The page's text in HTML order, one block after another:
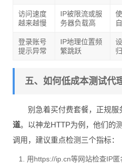
访问速度
越来越慢
IP被限流或服
务器负载高
登录账号
提示异常
IP地理位置频
繁跳跃
五、如何低成本测试代
别急着买付费套餐，正规服
道。以神龙HTTP为例，他们的
调用，建议重点检测三个指标：
用https://ip.cn等网站检查IP匿